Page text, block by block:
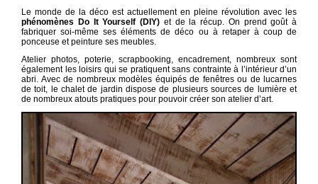
Le monde de la déco est actuellement en pleine révolution avec les
phénomènes Do It Yourself (DIY) et de la récup. On prend goût à
fabriquer soi-même ses éléments de déco ou à retaper à coup de
ponceuse et peinture ses meubles.
Atelier photos, poterie, scrapbooking, encadrement, nombreux sont
également les loisirs qui se pratiquent sans contrainte à l’intérieur d’un
abri. Avec de nombreux modèles équipés de fenêtres ou de lucarnes
de toit, le chalet de jardin dispose de plusieurs sources de lumière et
de nombreux atouts pratiques pour pouvoir créer son atelier d’art.